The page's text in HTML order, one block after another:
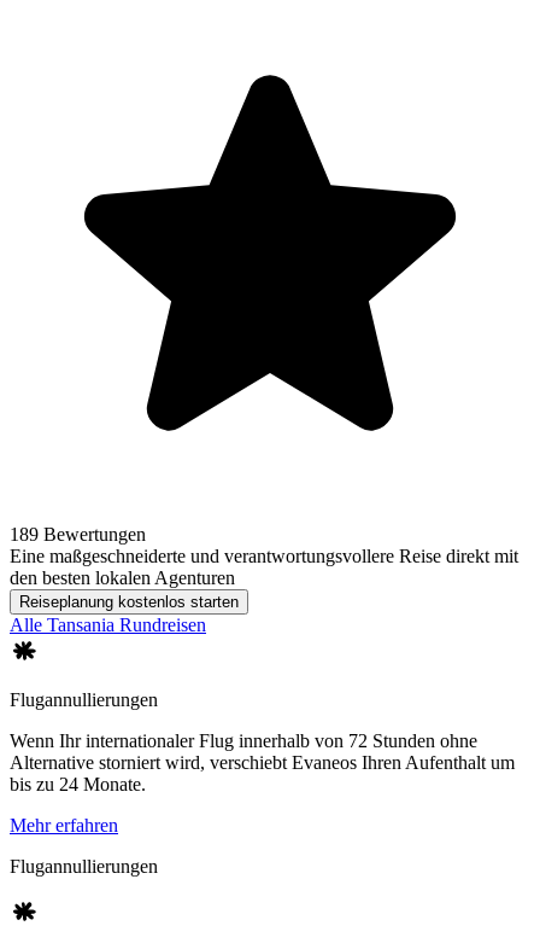
189 Bewertungen
Eine maßgeschneiderte und verantwortungsvollere Reise direkt mit
den besten lokalen Agenturen
Reiseplanung kostenlos starten
Alle Tansania Rundreisen
Flugannullierungen
Wenn Ihr internationaler Flug innerhalb von 72 Stunden ohne
Alternative storniert wird, verschiebt Evaneos Ihren Aufenthalt um
bis zu 24 Monate.
Mehr erfahren
Flugannullierungen